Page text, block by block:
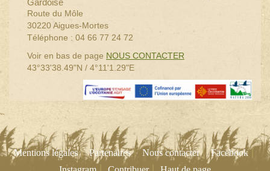
Gardoise
Route du Môle
30220 Aigues-Mortes
Téléphone : 04 66 77 24 72
Voir en bas de page NOUS CONTACTER
43°33'38.49"N / 4°11'1.29"E
Mentions légales|Partenaires|Nous contacter|Facebook|
| |